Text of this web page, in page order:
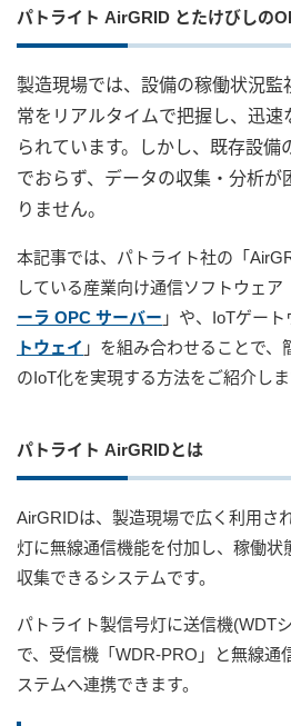
ユーザー登録（
お問い合
パトライト AirGRID とたけびしの
製造現場では、設備の稼働状況監
常をリアルタイムで把握し、迅速
られています。しかし、既存設備
でおらず、データの収集・分析が
りません。
本記事では、パトライト社の「
している産業向け通信ソフトウェア
ーラ OPC サーバー 」や、IoTゲート
トウェイ 」を組み合わせることで
のIoT化を実現する方法をご紹介しま
パトライト AirGRIDとは
AirGRIDは、製造現場で広く利用さ
灯に無線通信機能を付加し、稼働状
収集できるシステムです。
パトライト製信号灯に送信機(WDT
で、受信機「WDR-PRO」と無線通
ステムへ連携できます。